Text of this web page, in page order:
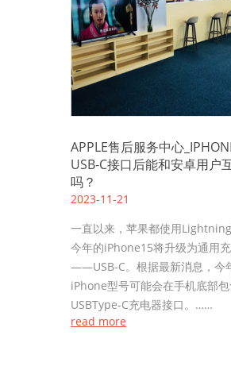
APPLE售后服务中心
USB-C接口后能和安卓用户
吗？
2023-11-21
一直以来，苹果都使用
今年的iPhone15将升级为通用充
——USB-C。根据最新消息，今
iPhone型号可能会在手机底部
USBType-C充电器接口。……
read more